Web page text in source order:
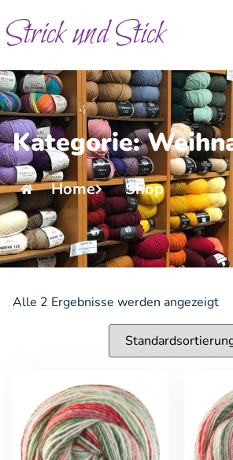
Strick und Stick
Kategorie:
Home Shop
Alle 2 Ergebnisse werden angezeigt